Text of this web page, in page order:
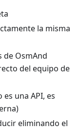
la misma
de OsmAnd
del equipo de
una API, es
eliminando el